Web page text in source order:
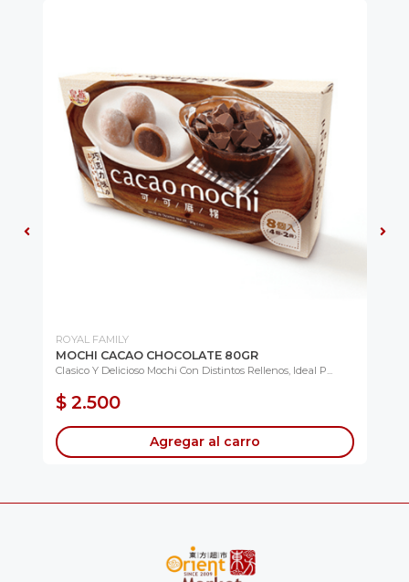
ROYAL FAMILY
MOCHI CACAO CHOCOLATE 80GR
Clasico Y Delicioso Mochi Con Distintos Rellenos, Ideal P...
$ 2.500
Agregar al carro